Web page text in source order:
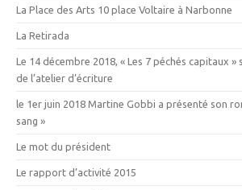
La Place des Arts 10 place Voltaire à Narbonne
La Retirada
Le 14 décembre 2018, « Les 7 péchés capitaux »
de l’atelier d’écriture
le 1er juin 2018 Martine Gobbi a présenté son
sang »
Le mot du président
Le rapport d’activité 2015